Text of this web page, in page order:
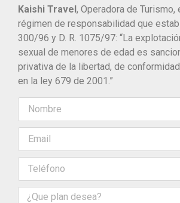
Kaishi Travel , Operadora de Turismo,
régimen de responsabilidad que
300/96 y D. R. 1075/97: “La
sexual de menores de edad es
privativa de la libertad, de
en la ley 679 de 2001.”